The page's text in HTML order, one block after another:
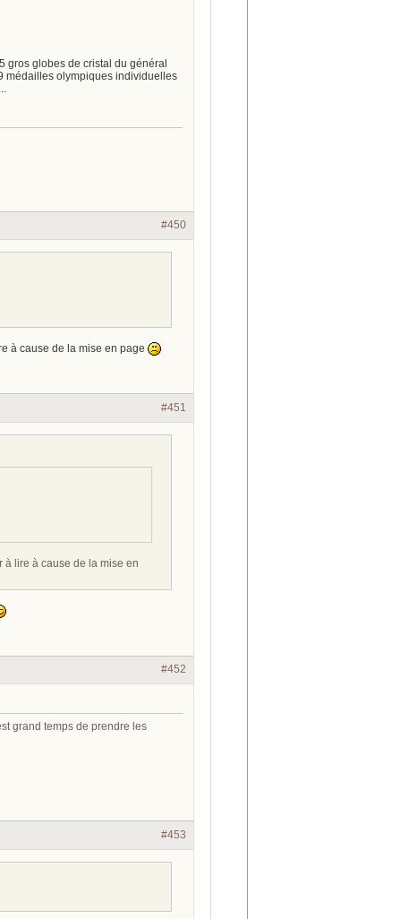
gros globes de cristal du général
médailles olympiques individuelles
#450
à cause de la mise en page
#451
à lire à cause de la mise en
#452
grand temps de prendre les
#453